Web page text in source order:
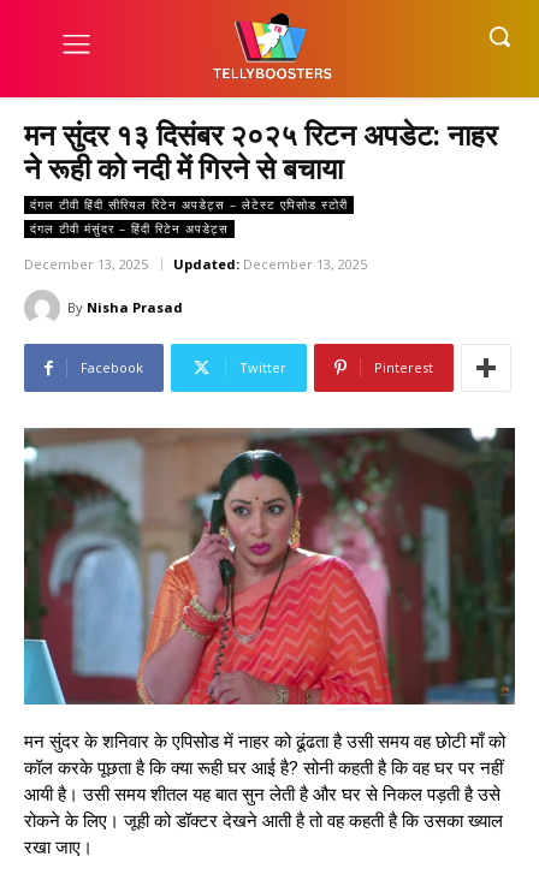
मन सुंदर १३ दिसंबर २०२५ रिटन अपडेट: नाहर
ने रूही को नदी में गिरने से बचाया
दंगल टीवी हिंदी सीरियल रिटेन अपडेट्स – लेटेस्ट एपिसोड स्टोरी
दंगल टीवी मंसुंदर – हिंदी रिटेन अपडेट्स
December 13, 2025 Updated: December 13, 2025
By Nisha Prasad
Facebook Twitter Pinterest
मन सुंदर के शनिवार के एपिसोड में नाहर को ढूंढता है उसी समय वह छोटी माँ को
कॉल करके पूछता है कि क्या रूही घर आई है? सोनी कहती है कि वह घर पर नहीं
आयी है। उसी समय शीतल यह बात सुन लेती है और घर से निकल पड़ती है उसे
रोकने के लिए। जूही को डॉक्टर देखने आती है तो वह कहती है कि उसका ख्याल
रखा जाए।